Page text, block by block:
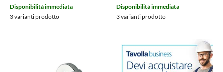
Disponibilità immediata
3 varianti prodotto
Disponibilità immediata
3 varianti prodotto